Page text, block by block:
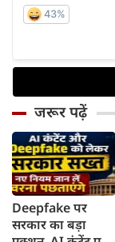
जरूर पढ़ें
Deepfake पर
सरकार का बड़ा